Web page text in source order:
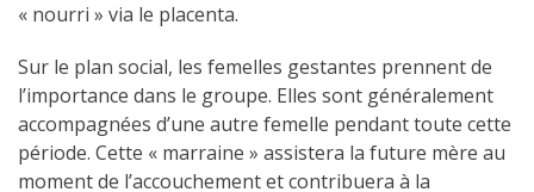
« nourri » via le placenta.
Sur le plan social, les femelles gestantes prennent de
l’importance dans le groupe. Elles sont généralement
accompagnées d’une autre femelle pendant toute cette
période. Cette « marraine » assistera la future mère au
moment de l’accouchement et contribuera à la